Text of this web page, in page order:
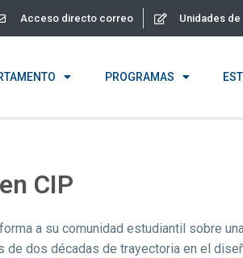
Acceso directo correo Unidades de
PROGRAMAS
CIP
a su comunidad estudiantil sobre
de dos décadas de trayectoria en el